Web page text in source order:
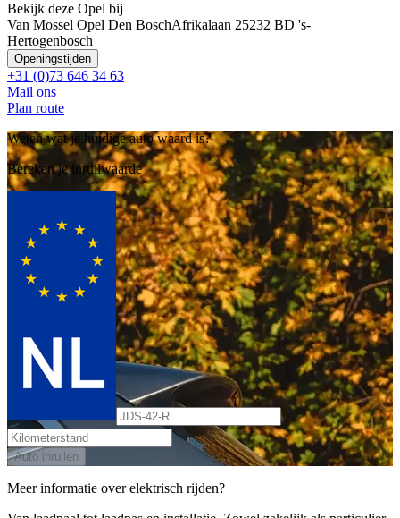
Bekijk deze Opel bij
Van Mossel Opel Den BoschAfrikalaan 25232 BD 's-
Hertogenbosch
Openingstijden
+31 (0)73 646 34 63
Mail ons
Plan route
Weten wat je huidige auto waard is?
Bereken je inruilwaarde
Auto inruilen
Meer informatie over elektrisch rijden?